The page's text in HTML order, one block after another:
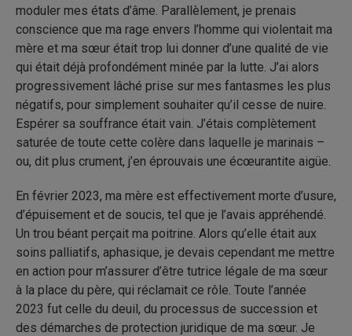
moduler mes états d’âme. Parallèlement, je prenais
conscience que ma rage envers l’homme qui violentait ma
mère et ma sœur était trop lui donner d’une qualité de vie
qui était déjà profondément minée par la lutte. J’ai alors
progressivement lâché prise sur mes fantasmes les plus
négatifs, pour simplement souhaiter qu’il cesse de nuire.
Espérer sa souffrance était vain. J’étais complètement
saturée de toute cette colère dans laquelle je marinais –
ou, dit plus crument, j’en éprouvais une écœurantite aigüe.
En février 2023, ma mère est effectivement morte d’usure,
d’épuisement et de soucis, tel que je l’avais appréhendé.
Un trou béant perçait ma poitrine. Alors qu’elle était aux
soins palliatifs, aphasique, je devais cependant me mettre
en action pour m’assurer d’être tutrice légale de ma sœur
à la place du père, qui réclamait ce rôle. Toute l’année
2023 fut celle du deuil, du processus de succession et
des démarches de protection juridique de ma sœur. Je